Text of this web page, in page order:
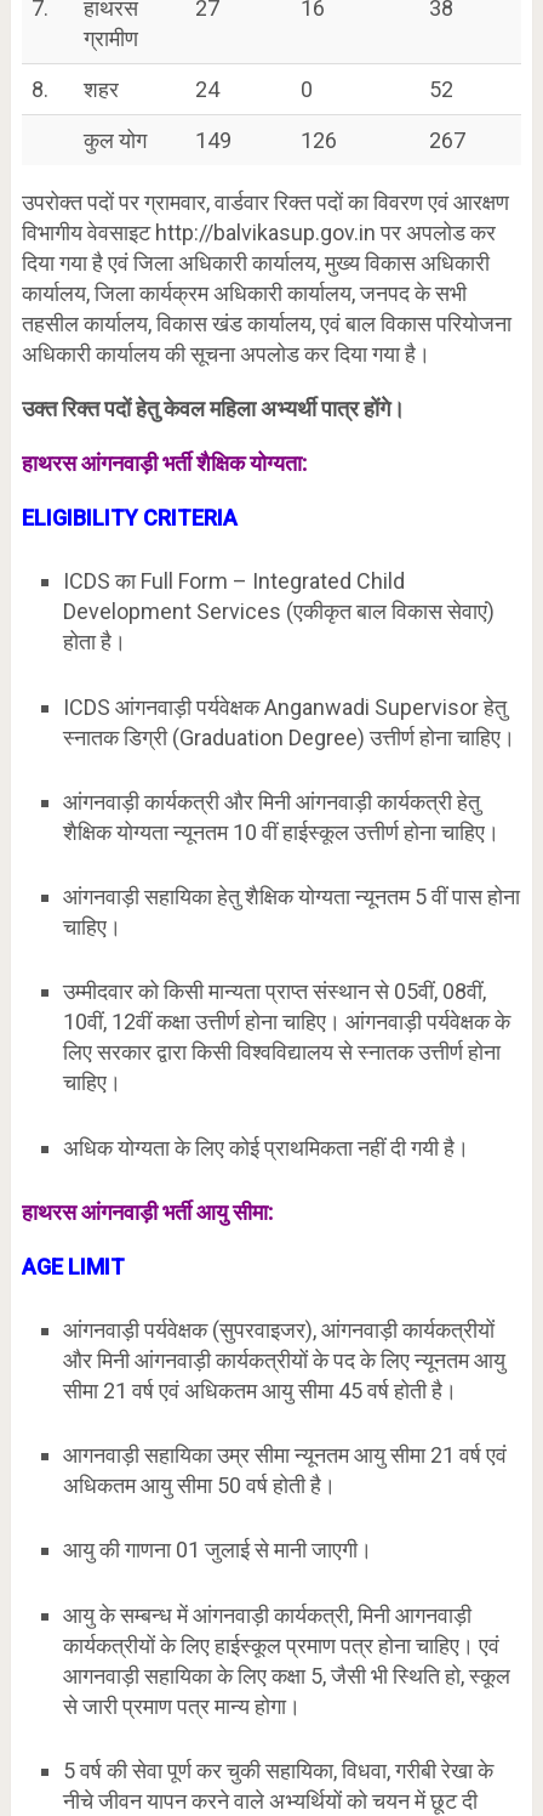
7.
हाथरस
ग्रामीण
27 16 38
8. शहर 24 0
52
कुल योग
149 126 267
उपरोक्त पदों पर ग्रामवार, वार्डवार रिक्त पदों का विवरण एवं आरक्षण
विभागीय वेवसाइट http://balvikasup.gov.in पर अपलोड कर
दिया गया है एवं जिला अधिकारी कार्यालय, मुख्य विकास अधिकारी
कार्यालय, जिला कार्यक्रम अधिकारी कार्यालय, जनपद के सभी
तहसील कार्यालय, विकास खंड कार्यालय, एवं बाल विकास परियोजना
अधिकारी कार्यालय की सूचना अपलोड कर दिया गया है।
उक्त रिक्त पदों हेतु केवल महिला अभ्यर्थी पात्र होंगे।
हाथरस आंगनवाड़ी भर्ती शैक्षिक योग्यता:
ELIGIBILITYCRITERIA
ICDS का Full Form – Integrated Child
Development Services (एकीकृत बाल विकास सेवाएं)
होता है।
ICDS आंगनवाड़ी पर्यवेक्षक Anganwadi Supervisor हेतु
स्नातक डिग्री (Graduation Degree) उत्तीर्ण होना चाहिए।
आंगनवाड़ी कार्यकत्री और मिनी आंगनवाड़ी कार्यकत्री हेतु
शैक्षिक योग्यता न्यूनतम 10 वीं हाईस्कूल उत्तीर्ण होना चाहिए।
आंगनवाड़ी सहायिका हेतु शैक्षिक योग्यता न्यूनतम 5 वीं पास होना
चाहिए।
उम्मीदवार को किसी मान्यता प्राप्त संस्थान से 05वीं, 08वीं,
10वीं, 12वीं कक्षा उत्तीर्ण होना चाहिए। आंगनवाड़ी पर्यवेक्षक के
लिए सरकार द्वारा किसी विश्वविद्यालय से स्नातक उत्तीर्ण होना
चाहिए।
अधिक योग्यता के लिए कोई प्राथमिकता नहीं दी गयी है।
हाथरस आंगनवाड़ी भर्ती आयु सीमा:
AGE LIMIT
आंगनवाड़ी पर्यवेक्षक (सुपरवाइजर), आंगनवाड़ी कार्यकत्रीयों
और मिनी आंगनवाड़ी कार्यकत्रीयों के पद के लिए न्यूनतम आयु
सीमा 21 वर्ष एवं अधिकतम आयु सीमा 45 वर्ष होती है।
आगनवाड़ी सहायिका उम्र सीमा न्यूनतम आयु सीमा 21 वर्ष एवं
अधिकतम आयु सीमा 50 वर्ष होती है।
आयु की गाणना 01 जुलाई से मानी जाएगी।
आयु के सम्बन्ध में आंगनवाड़ी कार्यकत्री, मिनी आगनवाड़ी
कार्यकत्रीयों के लिए हाईस्कूल प्रमाण पत्र होना चाहिए। एवं
आगनवाड़ी सहायिका के लिए कक्षा 5, जैसी भी स्थिति हो, स्कूल
से जारी प्रमाण पत्र मान्य होगा।
5 वर्ष की सेवा पूर्ण कर चुकी सहायिका, विधवा, गरीबी रेखा के
नीचे जीवन यापन करने वाले अभ्यर्थियों को चयन में छूट दी